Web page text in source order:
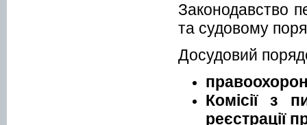
Законодавство
та судовому
Досудовий
Комісії з
реєстрації